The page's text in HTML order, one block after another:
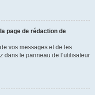
page de rédaction de
vos messages et de les
dans le panneau de l’utilisateur